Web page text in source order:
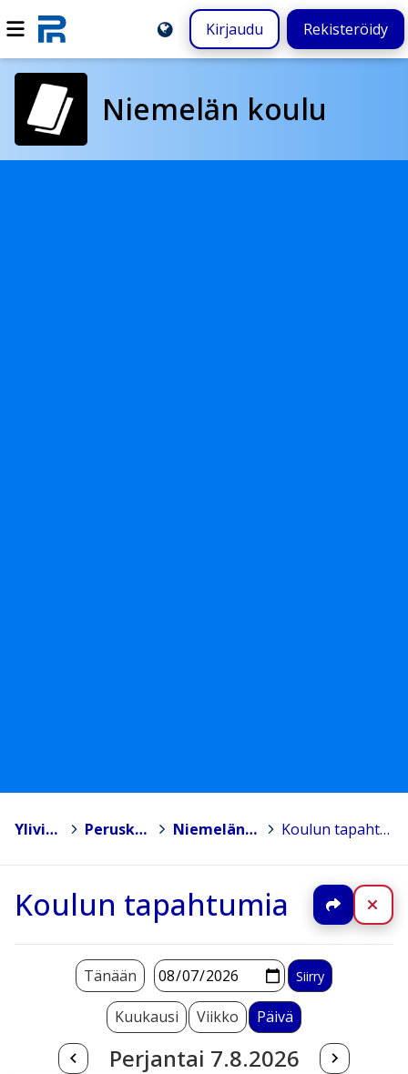
Kirjaudu Rekisteröidy
Niemelän koulu
Ylivieska > Peruskoulut > Niemelän koulu > Koulun tapahtumia
Koulun tapahtumia Jaa
Kuukausi Viikko Päivä
Perjantai 7.8.2026
Tänään